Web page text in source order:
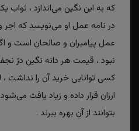
که به این نگین می‌اندازد ، ثواب
در نامه عمل او می‌نویسد که اجر و
عمل پیامبران و صالحان است و
نبود ، قیمت هر دانه نگین درّ
کسی توانایی خرید آن را نداشت ،
ارزان قرار داده و زیاد یافت
بتوانند از آن بهره ببرند .